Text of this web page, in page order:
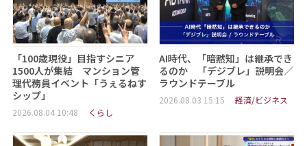
「100歳現役」目指すシニア
1500人が集結 マンション管
理代務員イベント「うぇるねす
シップ」
2026.08.04 10:48 くらし
AI時代、「暗黙知」は継承でき
るのか 「デジブレ」説明会／
ラウンドテーブル
2026.08.03 15:15 経済/ビジネス